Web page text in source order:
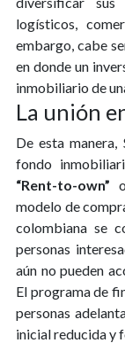
logísticos,
embargo, cabe
en donde un
inmobiliario de
La unión
De esta
fondo
“Rent-to-own”
modelo de
colombiana se
personas
aún no pueden
El programa de
personas
inicial reducida y